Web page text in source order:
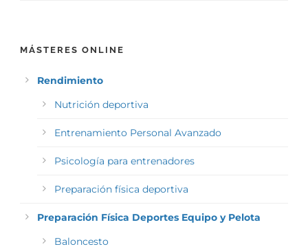
MÁSTERES ONLINE
Rendimiento
Nutrición deportiva
Entrenamiento Personal Avanzado
Psicología para entrenadores
Preparación física deportiva
Preparación Física Deportes Equipo y Pelota
Baloncesto